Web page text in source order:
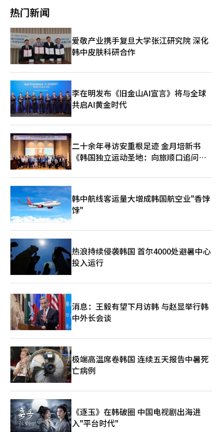
后还提到4小时部分罢工和全面罢工的可能性，但在劳资谈判过程
子公司共同行动，规模和影响力更大。特别是卡카오总部是负责卡
卡消息、广告、商业和AI业务战略的核心组织，因此备受业界关
注。如果罢工真正发生，将对卡卡消息等主要服务的运营稳定性和
AI业务的推进进度产生影响。 与制造业不同，作为IT企业的卡카
오，罢工直接导致服务中断的可能性较小。由于平台服务依赖于自
动化的服务器运营体系和常态应对组织，短期罢工不会立即导致卡
卡消息等主要服务的瘫痪。 然而，如果劳资冲突持续升级，可能
会对新服务开发和项目进度造成压力。卡卡目前正致力于将卡卡消
息从简单的即时通讯工具转型为连接对话、搜索、推荐和支付的AI
代理平台。因此，如果开发人员的空缺时间过长，可能会对新AI功
能的开发或服务升级进度产生一定影响。 卡卡支付方面，虽然罢
工导致支付和转账服务中断的可能性较低，但在运营稳定性和外部
信任管理方面可能会成为负担。卡卡企业和DK技术分别负责基于
云和AI的企业间交易（B2B）业务及集团内部开发和运营支持，若
罢工持续，可能会对技术支持、维护和新建设项目产生一定影响。
于18日达成了延长调解期限的共识，因此在剩余时间内将持续努力
达成圆满协议。”
员韩志英表示：“罢工风险的缓解可能会为以半导体股票为中心的
友好供需环境创造条件。” 此外，英伟达的良好业绩也刺激了投
资者的信心。英伟达宣布其2026财年第一季度（2月至4月）的营
收为816亿2000万美元（约122万亿韩元），较前一季度增长约
20%，连续12个季度创下历史最高营收记录。市场分析认为，人
工智能服务器投资的扩大将推动高带宽内存（HBM）的需求增
加，这对国内半导体股票整体产生了积极影响。※ 本报道经人工
智能（AI）系统翻译与编辑。
热门新闻
爱敬产业携手复旦大学张江研究院 深化
韩中皮肤科研合作
李在明发布《旧金山AI宣言》将与全球
共启AI黄金时代
二十余年寻访安重根足迹 金月培新书
《韩国独立运动圣地：向旅顺口追问历
韩中航线客运量大增成韩国航空业"香饽
饽"
热浪持续侵袭韩国 首尔4000处避暑中心
投入运行
消息：王毅有望下月访韩 与赵显举行韩
中外长会谈
极端高温席卷韩国 连续五天报告中暑死
亡病例
《逐玉》在韩破圈 中国电视剧出海进
入"平台时代"